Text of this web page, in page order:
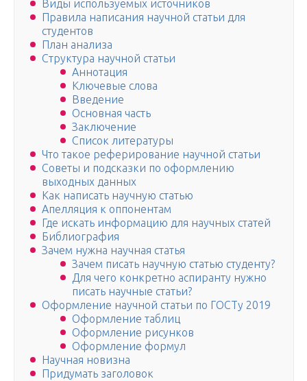
Виды используемых источников
Правила написания научной статьи для
студентов
План анализа
Структура научной статьи
Аннотация
Ключевые слова
Введение
Основная часть
Заключение
Список литературы
Что такое реферирование научной статьи
Советы и подсказки по оформлению
выходных данных
Как написать научную статью
Апелляция к оппонентам
Где искать информацию для научных статей
Библиография
Зачем нужна научная статья
Зачем писать научную статью студенту?
Для чего конкретно аспиранту нужно
писать научные статьи?
Оформление научной статьи по ГОСТу 2019
Оформление таблиц
Оформление рисунков
Оформление формул
Научная новизна
Придумать заголовок